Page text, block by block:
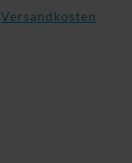
Versandkosten